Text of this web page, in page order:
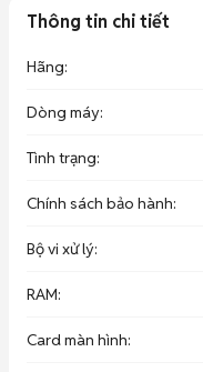
Thông tin chi tiết
Hãng:
Dòng máy:
Tình trạng:
Chính sách bảo hành:
Bộ vi xử lý:
RAM:
Card màn hình: